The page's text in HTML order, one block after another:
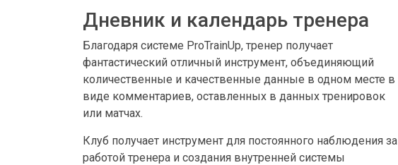
Дневник и календарь тренера
Благодаря системе ProTrainUp, тренер получает
фантастический отличный инструмент, объединяющий
количественные и качественные данные в одном месте в
виде комментариев, оставленных в данных тренировок
или матчах.
Клуб получает инструмент для постоянного наблюдения за
работой тренера и создания внутренней системы